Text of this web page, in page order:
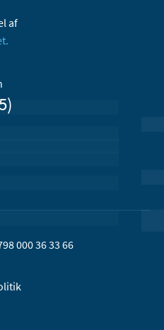
af
000 36 33 66